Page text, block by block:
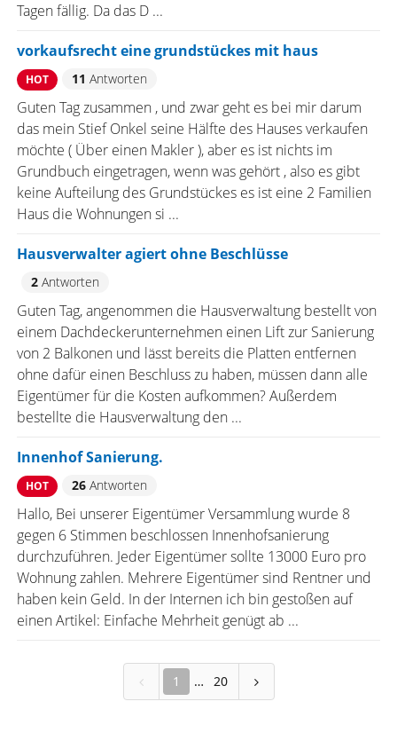
Tagen fällig. Da das D ...
vorkaufsrecht eine grundstückes mit haus
HOT 11 Antworten
Guten Tag zusammen , und zwar geht es bei mir darum
das mein Stief Onkel seine Hälfte des Hauses verkaufen
möchte ( Über einen Makler ), aber es ist nichts im
Grundbuch eingetragen, wenn was gehört , also es gibt
keine Aufteilung des Grundstückes es ist eine 2 Familien
Haus die Wohnungen si ...
Hausverwalter agiert ohne Beschlüsse
2Antworten
Guten Tag, angenommen die Hausverwaltung bestellt von
einem Dachdeckerunternehmen einen Lift zur Sanierung
von 2 Balkonen und lässt bereits die Platten entfernen
ohne dafür einen Beschluss zu haben, müssen dann alle
Eigentümer für die Kosten aufkommen? Außerdem
bestellte die Hausverwaltung den ...
Innenhof Sanierung.
HOT 26Antworten
Hallo, Bei unserer Eigentümer Versammlung wurde 8
gegen 6 Stimmen beschlossen Innenhofsanierung
durchzuführen. Jeder Eigentümer sollte 13000 Euro pro
Wohnung zahlen. Mehrere Eigentümer sind Rentner und
haben kein Geld. In der Internen ich bin gestoßen auf
einen Artikel: Einfache Mehrheit genügt ab ...
1 20